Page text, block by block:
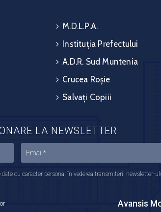
M.D.L.P.A.
Instituția Prefectului
A.D.R. Sud Muntenia
Crucea Roșie
Salvați Copiii
LA NEWSLETTER
cu caracter personal în vederea transmiterii newsletter-
Avansis